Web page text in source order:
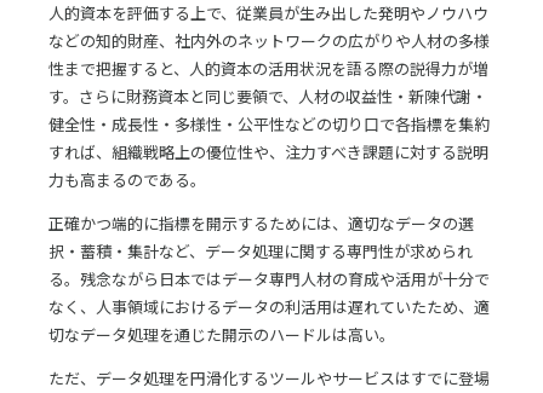
人的資本を評価する上で、従業員が生み出した発明やノウハウ
などの知的財産、社内外のネットワークの広がりや人材の多様
性まで把握すると、人的資本の活用状況を語る際の説得力が増
す。さらに財務資本と同じ要領で、人材の収益性・新陳代謝・
健全性・成長性・多様性・公平性などの切り口で各指標を集約
すれば、組織戦略上の優位性や、注力すべき課題に対する説明
力も高まるのである。
正確かつ端的に指標を開示するためには、適切なデータの選
択・蓄積・集計など、データ処理に関する専門性が求められ
る。残念ながら日本ではデータ専門人材の育成や活用が十分で
なく、人事領域におけるデータの利活用は遅れていたため、適
切なデータ処理を通じた開示のハードルは高い。
ただ、データ処理を円滑化するツールやサービスはすでに登場